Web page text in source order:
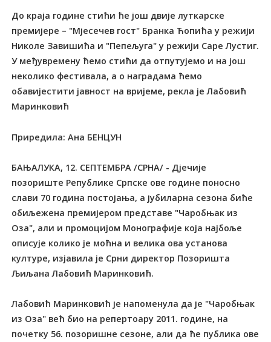
До краја године стићи ће још двије луткарске
премијере – "Мјесечев гост" Бранка Ћопића у режији
Николе Завишића и "Пепељуга" у режији Саре Лустиг.
У међувремену ћемо стићи да отпутујемо и на још
неколико фестивала, а о наградама ћемо
обавијестити јавност на вријеме, рекла је Лабовић
Маринковић
Приредила: Ана БЕНЦУН
БАЊАЛУКА, 12. СЕПТЕМБРА /СРНА/ - Дјечије
позориште Републике Српске ове године поносно
слави 70 година постојања, а јубиларна сезона биће
обиљежена премијером представе "Чаробњак из
Оза", али и промоцијом Монографије која најбоље
описује колико је моћна и велика ова установа
културе, изјавила је Срни директор Позоришта
Љиљана Лабовић Маринковић.
Лабовић Маринковић је напоменула да је "Чаробњак
из Оза" већ био на репертоару 2011. године, на
почетку 56. позоришне сезоне, али да ће публика ове